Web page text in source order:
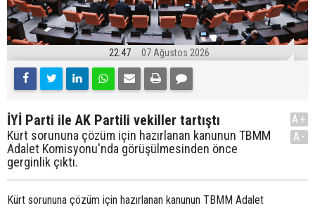
22:47 07 Ağustos 2026
İYİ Parti ile AK Partili vekiller tartıştı
Kürt sorununa çözüm için hazırlanan kanunun TBMM
Adalet Komisyonu'nda görüşülmesinden önce
gerginlik çıktı.
A+
A-
Kürt sorununa çözüm için hazırlanan kanunun TBMM Adalet